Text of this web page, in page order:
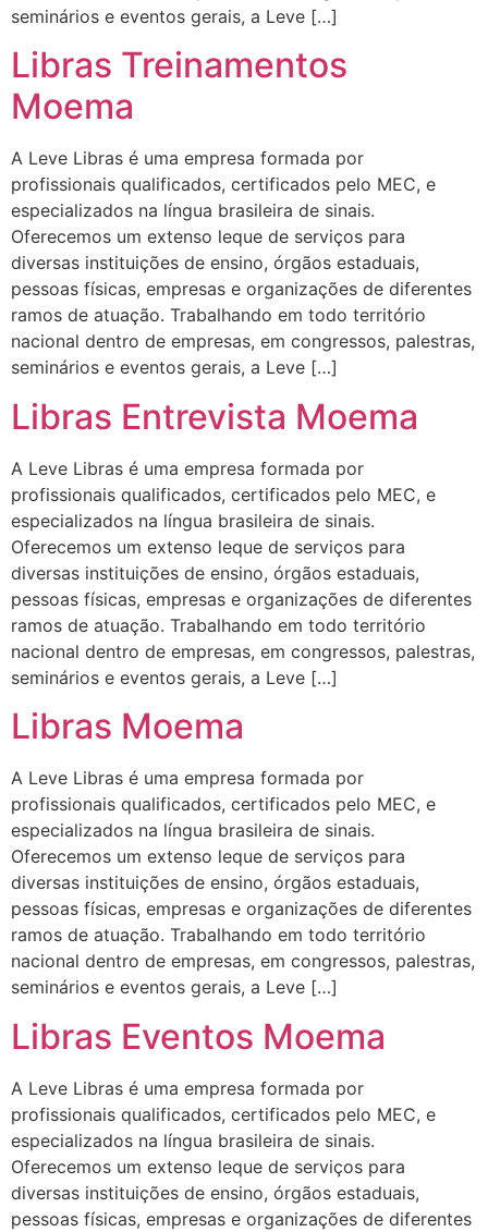
seminários e eventos gerais, a Leve […]
Libras Treinamentos
Moema
A Leve Libras é uma empresa formada por
profissionais qualificados, certificados pelo MEC, e
especializados na língua brasileira de sinais.
Oferecemos um extenso leque de serviços para
diversas instituições de ensino, órgãos estaduais,
pessoas físicas, empresas e organizações de diferentes
ramos de atuação. Trabalhando em todo território
nacional dentro de empresas, em congressos, palestras,
seminários e eventos gerais, a Leve […]
Libras Entrevista Moema
A Leve Libras é uma empresa formada por
profissionais qualificados, certificados pelo MEC, e
especializados na língua brasileira de sinais.
Oferecemos um extenso leque de serviços para
diversas instituições de ensino, órgãos estaduais,
pessoas físicas, empresas e organizações de diferentes
ramos de atuação. Trabalhando em todo território
nacional dentro de empresas, em congressos, palestras,
seminários e eventos gerais, a Leve […]
Libras Moema
A Leve Libras é uma empresa formada por
profissionais qualificados, certificados pelo MEC, e
especializados na língua brasileira de sinais.
Oferecemos um extenso leque de serviços para
diversas instituições de ensino, órgãos estaduais,
pessoas físicas, empresas e organizações de diferentes
ramos de atuação. Trabalhando em todo território
nacional dentro de empresas, em congressos, palestras,
seminários e eventos gerais, a Leve […]
Libras Eventos Moema
A Leve Libras é uma empresa formada por
profissionais qualificados, certificados pelo MEC, e
especializados na língua brasileira de sinais.
Oferecemos um extenso leque de serviços para
diversas instituições de ensino, órgãos estaduais,
pessoas físicas, empresas e organizações de diferentes